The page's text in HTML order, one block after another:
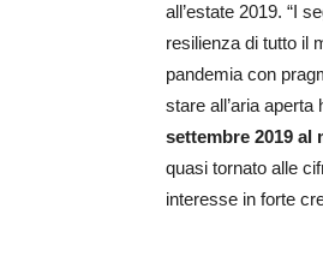
all’estate 2019. “I
resilienza di tutto il
pandemia con
stare all’aria aperta
settembre 2019 al
quasi tornato alle
interesse in forte